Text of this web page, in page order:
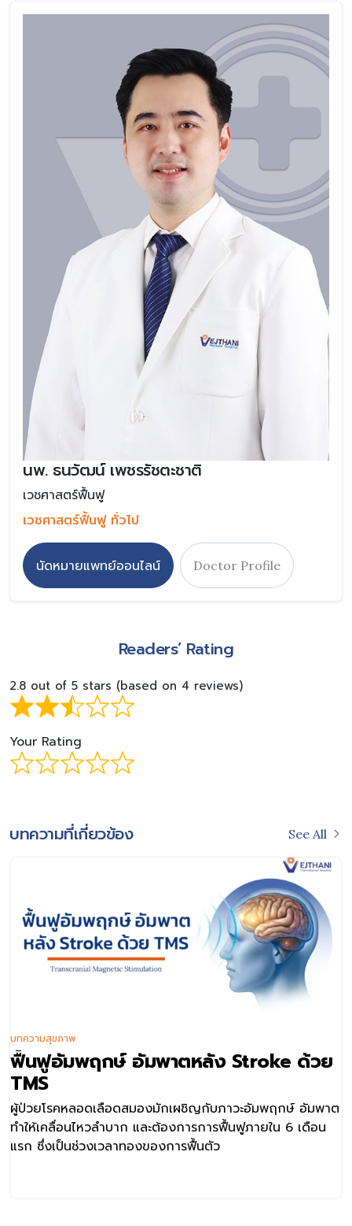
นพ. ธนวัฒน์ เพชรรัชตะชาติ
เวชศาสตร์ฟื้นฟู
เวชศาสตร์ฟื้นฟู ทั่วไป
นัดหมายแพทย์ออนไลน์ Doctor Profile
Readers’ Rating
2.8 out of 5 stars (based on 4 reviews)
Your Rating
บทความที่เกี่ยวข้อง See All
ฟื้นฟูอัมพฤกษ์ อัมพาตหลัง Stroke ด้วย
TMS
ผู้ป่วยโรคหลอดเลือดสมองมักเผชิญกับภาวะอัมพฤกษ์ อัมพาต
ทำให้เคลื่อนไหวลำบาก และต้องการการฟื้นฟูภายใน 6 เดือน
แรก ซึ่งเป็นช่วงเวลาทองของการฟื้นตัว
บทความสุขภาพ